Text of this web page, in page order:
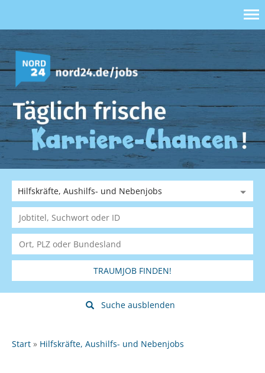
TRAUMJOB FINDEN!
Suche ausblenden
Start Hilfskräfte, Aushilfs- und Nebenjobs